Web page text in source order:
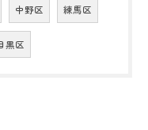
中野区 練馬区
黒区